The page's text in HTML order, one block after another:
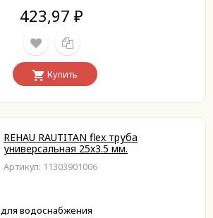
423,97 ₽
Купить
REHAU RAUTITAN flex труба
универсальная 25х3.5 мм.
Артикул: 11303901006
для водоснабжения